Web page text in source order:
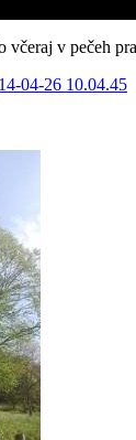
v pečeh